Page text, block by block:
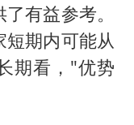
有益参考。
期内可能从
期看，"优势